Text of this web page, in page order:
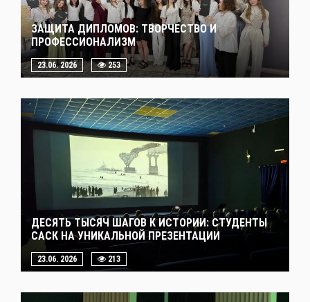
ЗАЩИТА ДИПЛОМОВ: ТВОРЧЕСТВО И
ПРОФЕССИОНАЛИЗМ
23.06. 2026 253
ДЕСЯТЬ ТЫСЯЧ ШАГОВ К ИСТОРИИ: СТУДЕНТЫ
САСК НА УНИКАЛЬНОЙ ПРЕЗЕНТАЦИИ
23.06. 2026 213